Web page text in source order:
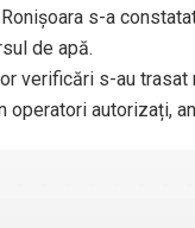
Ronișoara s-a
de apă.
verificări s-au
operatori autorizați,